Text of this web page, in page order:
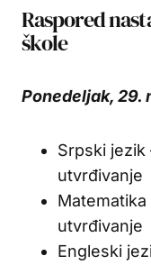
Raspored
škole
Ponedeljak, 29.
Srpski jezik
utvrđivanje
utvrđivanje
Engleski